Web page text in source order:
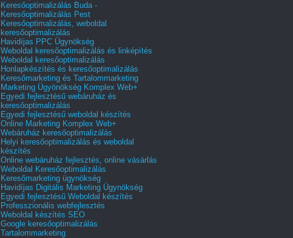
Keresőoptimalizálás Buda -
Keresőoptimalizálás Pest
Keresőoptimalizálás, weboldal
keresőoptimalizálás
Havidíjas PPC Ügynökség
Weboldal keresőoptimalizálás és linképítés
Weboldal keresőoptimalizálás
Honlapkészítés és keresőoptimalizálás
Keresőmarketing és Tartalommarketing
Marketing Ügyönökség Komplex Web+
Egyedi fejlesztésű webáruház és
keresőoptimalizálás
Egyedi fejlesztésű weboldal készítés
Online Marketing Komplex Web+
Webáruház keresőoptimalizálás
Helyi keresőoptimalizálás és weboldal
készítés
Online webáruház fejlesztés, online vásárlás
Weboldal Keresőoptimalizálás
Keresőmarketing ügynökség
Havidíjas Digitális Marketing Ügynökség
Egyedi fejlesztésű Weboldal készítés
Professzionális webfejlesztés
Weboldal készítés SEO
Google keresőoptimalizálás
Tartalommarketing